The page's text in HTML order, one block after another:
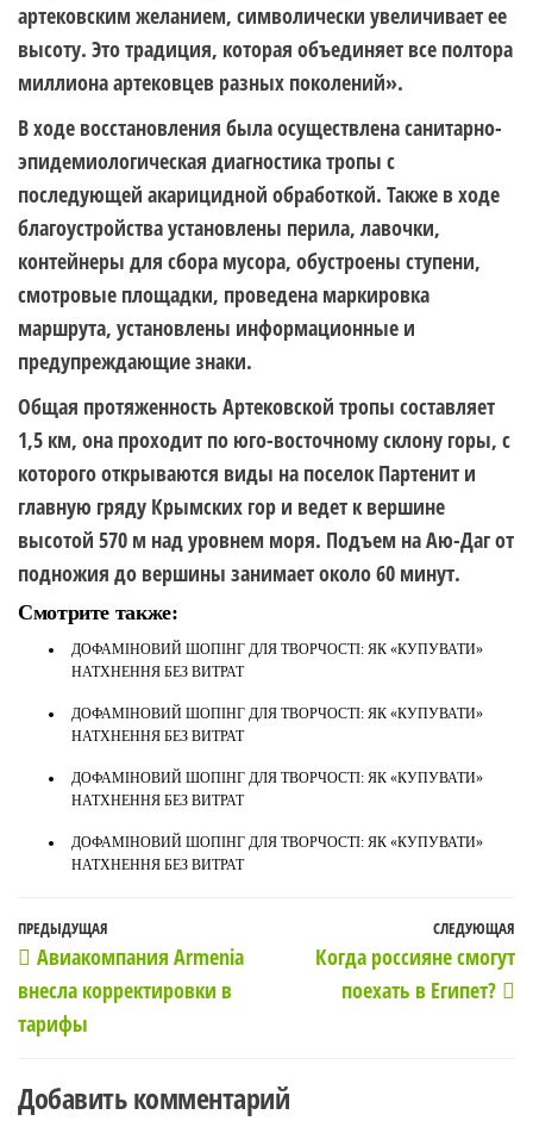
артековским желанием, символически увеличивает ее
высоту. Это традиция, которая объединяет все полтора
миллиона артековцев разных поколений».
В ходе восстановления была осуществлена санитарно-
эпидемиологическая диагностика тропы с
последующей акарицидной обработкой. Также в ходе
благоустройства установлены перила, лавочки,
контейнеры для сбора мусора, обустроены ступени,
смотровые площадки, проведена маркировка
маршрута, установлены информационные и
предупреждающие знаки.
Общая протяженность Артековской тропы составляет
1,5 км, она проходит по юго-восточному склону горы, с
которого открываются виды на поселок Партенит и
главную гряду Крымских гор и ведет к вершине
высотой 570 м над уровнем моря. Подъем на Аю-Даг от
подножия до вершины занимает около 60 минут.
Смотрите также:
ДОФАМІНОВИЙ ШОПІНГ ДЛЯ ТВОРЧОСТІ: ЯК «КУПУВАТИ»
НАТХНЕННЯ БЕЗ ВИТРАТ
ДОФАМІНОВИЙ ШОПІНГ ДЛЯ ТВОРЧОСТІ: ЯК «КУПУВАТИ»
НАТХНЕННЯ БЕЗ ВИТРАТ
ДОФАМІНОВИЙ ШОПІНГ ДЛЯ ТВОРЧОСТІ: ЯК «КУПУВАТИ»
НАТХНЕННЯ БЕЗ ВИТРАТ
ДОФАМІНОВИЙ ШОПІНГ ДЛЯ ТВОРЧОСТІ: ЯК «КУПУВАТИ»
НАТХНЕННЯ БЕЗ ВИТРАТ
Навигация
по
записям
Предыдущая
запись
ПРЕДЫДУЩАЯ
Авиакомпания Armenia
внесла корректировки в
тарифы
СЛЕДУЮЩАЯ
Когда россияне смогут
поехать в Египет?
Добавить комментарий